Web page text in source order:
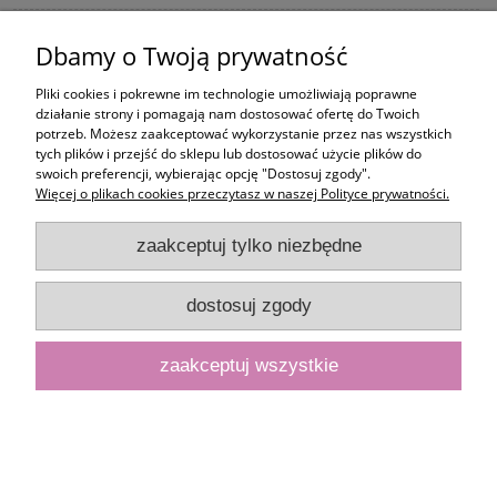
Moje konto
Informacje
Dbamy o Twoją prywatność
Pliki cookies i pokrewne im technologie umożliwiają poprawne
działanie strony i pomagają nam dostosować ofertę do Twoich
potrzeb. Możesz zaakceptować wykorzystanie przez nas wszystkich
tych plików i przejść do sklepu lub dostosować użycie plików do
swoich preferencji, wybierając opcję "Dostosuj zgody".
Więcej o plikach cookies przeczytasz w naszej Polityce prywatności.
zaakceptuj tylko niezbędne
dostosuj zgody
zaakceptuj wszystkie